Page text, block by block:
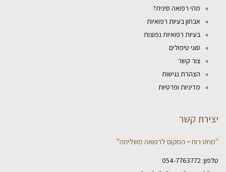
מהי רפואה סינית?
אבחון בעיות רפואיות
בעיות רפואיות נפוצות
סוגי טיפולים
צור קשר
הצהרת נגישות
מדיניות ופרטיות
קשר
רוח – המקום לרפואה משלימה"
054-7763772